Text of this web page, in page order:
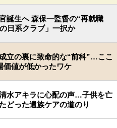
誕生へ 森保一監督の“再就職
日系クラブ」一択か
立の裏に致命的な“前科”…ここ
価値が低かったワケ
水アキラに心配の声…子供を亡
どった遺族ケアの道のり